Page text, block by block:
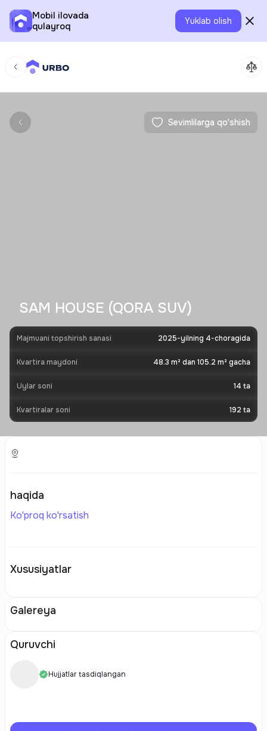
Mobil ilovada
qulayroq
Yuklab olish
Sevimlilarga qo'shish
SAM HOUSE (QORA SUV)
Majmuani topshirish sanasi 2025-yilning 4-choragida
Kvartira maydoni 48.3 m² dan 105.2 m² gacha
Uylar soni 14 ta
Kvartiralar soni 192 ta
haqida
Ko'proq ko'rsatish
Xususiyatlar
Galereya
Quruvchi
Hujjatlar tasdiqlangan